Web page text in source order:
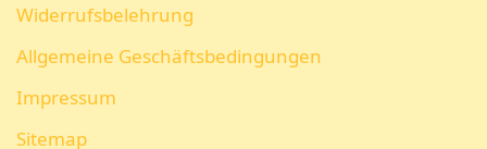
Widerrufsbelehrung
Allgemeine Geschäftsbedingungen
Impressum
Sitemap